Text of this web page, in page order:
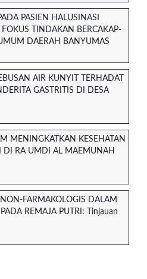
PASIEN HALUSINASI
TINDAKAN BERCAKAP-
DAERAH BANYUMAS
AIR KUNYIT TERHADAT
GASTRITIS DI DESA
MENINGKATKAN KESEHATAN
DI RA UMDI AL MAEMUNAH
FARMAKOLOGIS DALAM
REMAJA PUTRI: Tinjauan